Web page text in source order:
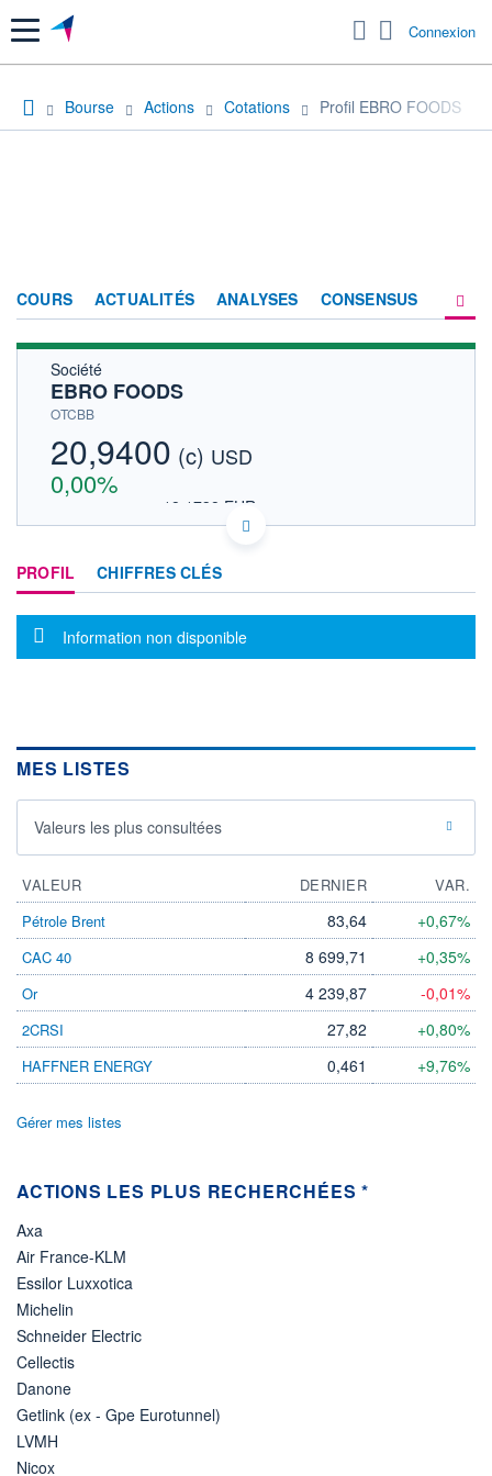
Menu Connexion
Bourse Actions Cotations Profil EBRO FOODS
COURS ACTUALITÉS ANALYSES CONSENSUS
ACTIONNAIRES
Société
EBRO FOODS
OTCBB
20,9400 (c) USD
0,00%
18,1738 EUR
DONNÉES TEMPS DIFFÉRÉ
Politique d'exécution
OUVERTURE
0,0000 20,9400
3 222 MUSD
LIMITE À LA
BAISSE HAUSSE
RENDEMENT
ESTIMÉ 2026
-
PER ESTIMÉ
-
DERNIER
Non éligible
Boursobank
PROFIL CHIFFRES CLÉS
Message d'information
Information non disponible
MES LISTES
Valeurs les plus consultées
VALEUR DERNIER
VAR.
Pétrole Brent
83,64 +0,67%
CAC 40 8 699,71 +0,35%
Or 4 239,87 -0,01%
2CRSI 27,82 +0,80%
HAFFNER ENERGY 0,461 +9,76%
Gérer mes listes
ACTIONS LES PLUS RECHERCHÉES *
Axa
Air France-KLM
Essilor Luxxotica
Michelin
Schneider Electric
Cellectis
Danone
Getlink (ex - Gpe Eurotunnel)
LVMH
Nicox